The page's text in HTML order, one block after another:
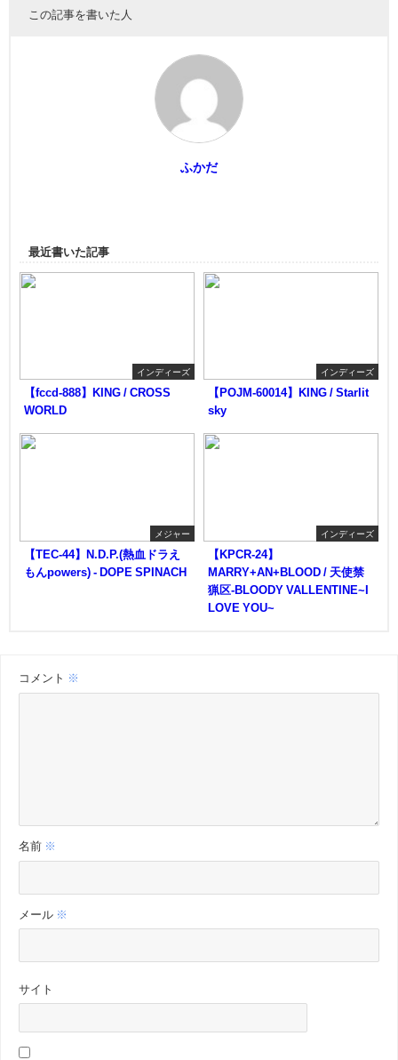
この記事を書いた人
ふかだ
最近書いた記事
インディーズ
【fccd-888】KING / CROSS
WORLD
インディーズ
【POJM-60014】KING / Starlit
sky
メジャー
【TEC-44】N.D.P.(熱血ドラえ
もんpowers) - DOPE SPINACH
インディーズ
【KPCR-24】
MARRY+AN+BLOOD / 天使禁
猟区-BLOODY VALLENTINE~I
LOVE YOU~
コメント ※
名前 ※
メール ※
サイト